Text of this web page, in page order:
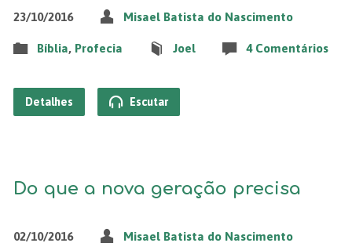
23/10/2016 Misael Batista do Nascimento
Bíblia, Profecia Joel 4 Comentários
Detalhes Escutar
Do que a nova geração precisa
02/10/2016 Misael Batista do Nascimento